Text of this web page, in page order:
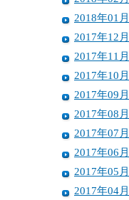
2018年01月
2017年12月
2017年11月
2017年10月
2017年09月
2017年08月
2017年07月
2017年06月
2017年05月
2017年04月